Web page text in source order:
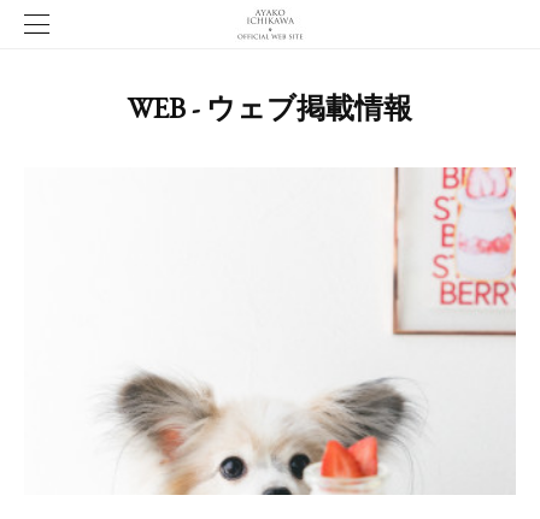
WEB - ウェブ掲載情報